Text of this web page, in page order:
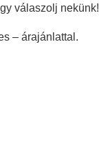
válaszolj nekünk!
– árajánlattal.